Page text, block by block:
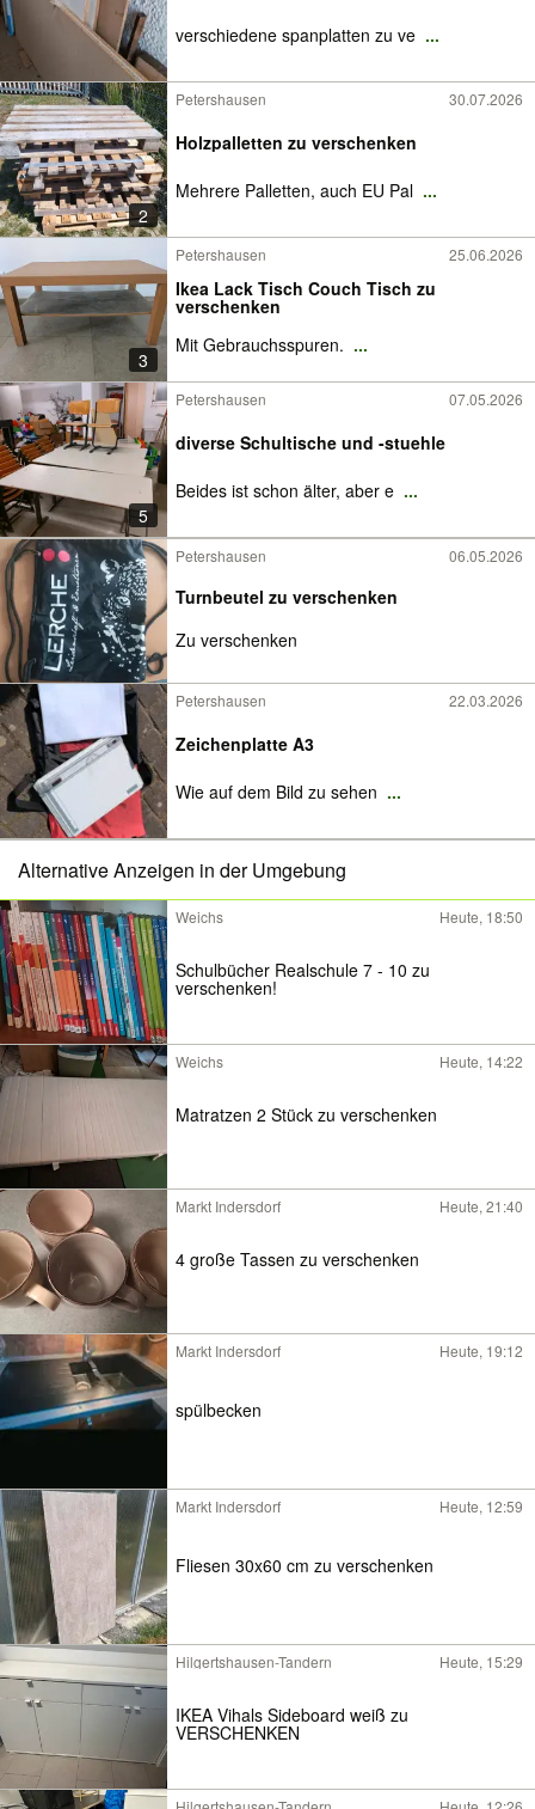
verschiedene spanplatten zu ve ...
2
Petershausen 30.07.2026
Holzpalletten zu verschenken
Mehrere Palletten, auch EU Pal ...
3
Petershausen 25.06.2026
Ikea Lack Tisch Couch Tisch zu
verschenken
Mit Gebrauchsspuren. ...
5
Petershausen 07.05.2026
diverse Schultische und -stuehle
Beides ist schon älter, aber e ...
Petershausen 06.05.2026
Turnbeutel zu verschenken
Zu verschenken
Petershausen 22.03.2026
Zeichenplatte A3
Wie auf dem Bild zu sehen ...
Alternative Anzeigen in der Umgebung
Weichs Heute, 18:50
Schulbücher Realschule 7 - 10 zu
verschenken!
Weichs Heute, 14:22
Matratzen 2 Stück zu verschenken
Markt Indersdorf Heute, 21:40
4 große Tassen zu verschenken
Markt Indersdorf Heute, 19:12
spülbecken
Markt Indersdorf Heute, 12:59
Fliesen 30x60 cm zu verschenken
Hilgertshausen-Tandern Heute, 15:29
IKEA Vihals Sideboard weiß zu
VERSCHENKEN